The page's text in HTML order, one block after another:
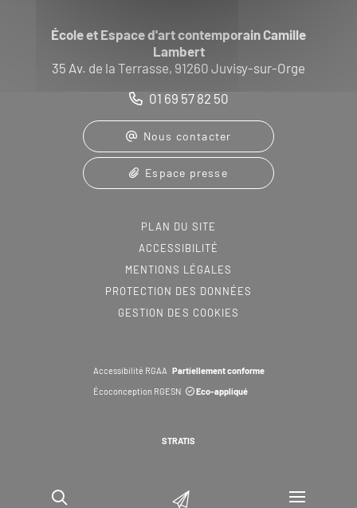
École et Espace d'art contemporain Camille
Lambert
35 Av. de la Terrasse, 91260 Juvisy-sur-Orge
01 69 57 82 50
Nous contacter
Espace presse
PLAN DU SITE
ACCESSIBILITÉ
MENTIONS LÉGALES
PROTECTION DES DONNÉES
GESTION DES COOKIES
Accessibilité RGAA Partiellement conforme
Écoconception RGESN
Eco-appliqué
STRATIS